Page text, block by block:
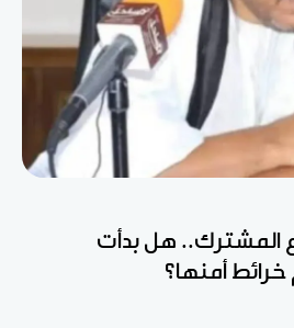
المشترك.. هل بدأت
أمنها؟